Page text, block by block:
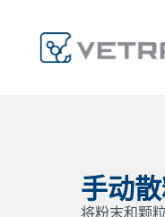
手动
将粉末和颗